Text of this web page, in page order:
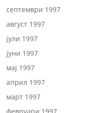
септември 1997
август 1997
јули 1997
јуни 1997
мај 1997
април 1997
март 1997